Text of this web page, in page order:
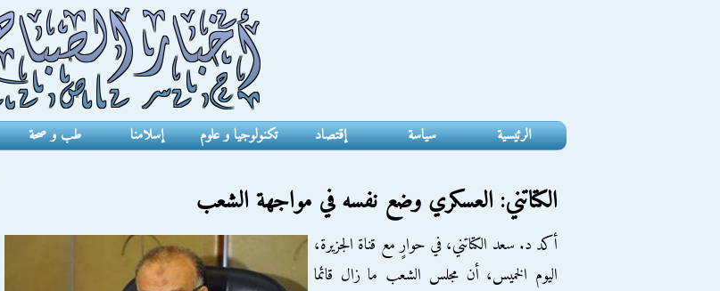
الرئيسية سياسة إقتصاد تكنولوجيا و علوم إسلامنا طب و صحة
الكتاتني: العسكري وضع نفسه في مواجهة الشعب
أكد د. سعد الكتاتني، في حوارٍ مع قناة الجزيرة،
اليوم الخميس، أن مجلس الشعب ما زال قائما